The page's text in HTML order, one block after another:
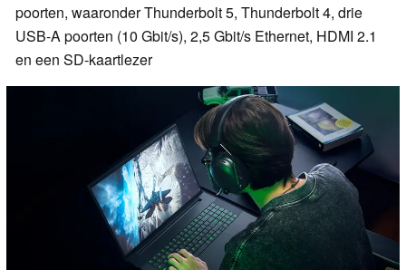
poorten, waaronder Thunderbolt 5, Thunderbolt 4, drie
USB-A poorten (10 Gbit/s), 2,5 Gbit/s Ethernet, HDMI 2.1
en een SD-kaartlezer